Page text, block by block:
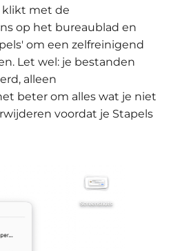
klikt met de
op het bureaublad en
om een zelfreinigend
Let wel: je bestanden
alleen
beter om alles wat je niet
voordat je Stapels